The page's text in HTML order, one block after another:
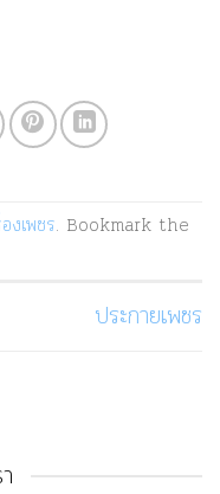
งเพชร. Bookmark the
ประกายเพชร